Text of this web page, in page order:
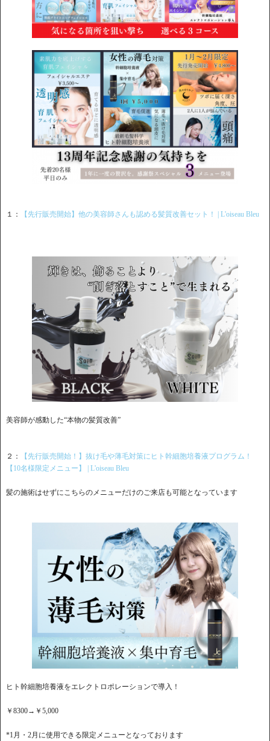
１： 【先行販売開始】他の美容師さんも認める髪質改善セット！ | L'oiseau Bleu
美容師が感動した“本物の髪質改善”
２：
【先行販売開始！】抜け毛や薄毛対策にヒト幹細胞培養液プログラム！
【10名様限定メニュー】 | L'oiseau Bleu
髪の施術はせずにこちらのメニューだけのご来店も可能となっています
ヒト幹細胞培養液をエレクトロポレーションで導入！
￥8300→￥5,000
*1月・2月に使用できる限定メニューとなっております